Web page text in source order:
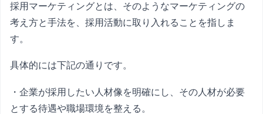
採用マーケティングとは、そのようなマーケティングの
考え方と手法を、採用活動に取り入れることを指しま
す。
具体的には下記の通りです。
・企業が採用したい人材像を明確にし、その人材が必要
とする待遇や職場環境を整える。